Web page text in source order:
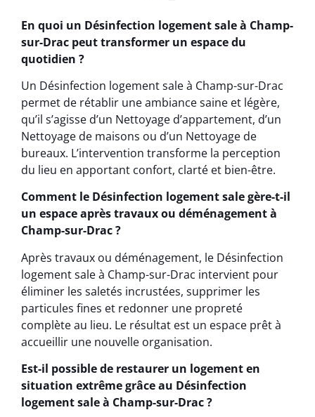
En quoi un Désinfection logement sale à Champ-
sur-Drac peut transformer un espace du
quotidien ?
Un Désinfection logement sale à Champ-sur-Drac
permet de rétablir une ambiance saine et légère,
qu’il s’agisse d’un Nettoyage d’appartement, d’un
Nettoyage de maisons ou d’un Nettoyage de
bureaux. L’intervention transforme la perception
du lieu en apportant confort, clarté et bien-être.
Comment le Désinfection logement sale gère-t-il
un espace après travaux ou déménagement à
Champ-sur-Drac ?
Après travaux ou déménagement, le Désinfection
logement sale à Champ-sur-Drac intervient pour
éliminer les saletés incrustées, supprimer les
particules fines et redonner une propreté
complète au lieu. Le résultat est un espace prêt à
accueillir une nouvelle organisation.
Est-il possible de restaurer un logement en
situation extrême grâce au Désinfection
logement sale à Champ-sur-Drac ?